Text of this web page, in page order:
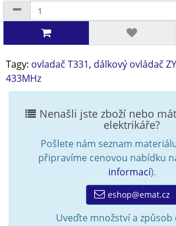
Tagy: ovladač T331, dálkový ovládač
433MHz
Nenašli jste zboží nebo
elektrikáře?
Pošlete nám seznam
připravíme cenovou nabídku
informací).
eshop@emat.cz
Uveďte množství a způsob